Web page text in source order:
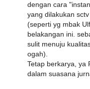
dengan cara
yang dilakukan
(seperti yg mbak
belakangan ini.
sulit menuju
ogah).
Tetap berkarya, ya
dalam suasana